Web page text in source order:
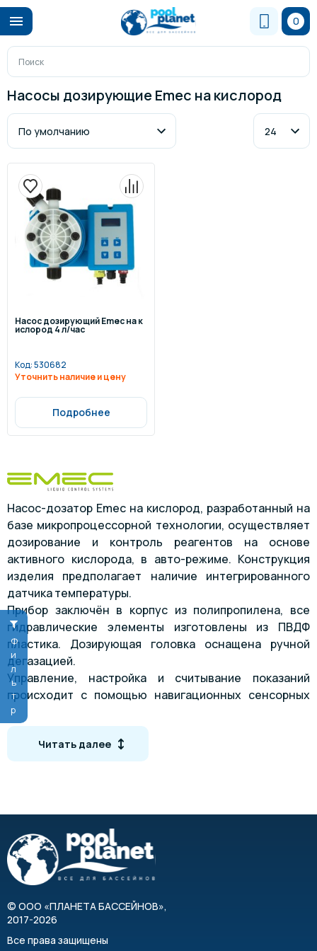
0
Фильтр
Насосы дозирующие Emec на кислород
Насос дозирующий Emec на к
ислород 4 л/час
Код:530682
Уточнить наличие и цену
Подробнее
Насос-дозатор Emec на кислород, разработанный на
базе микропроцессорной технологии, осуществляет
дозирование и контроль реагентов на основе
активного кислорода, в авто-режиме. Конструкция
изделия предполагает наличие интегрированного
датчика температуры.
Прибор заключён в корпус из полипропилена, все
гидравлические элементы изготовлены из ПВДФ
пластика. Дозирующая головка оснащена ручной
дегазацией.
Управление, настройка и считывание показаний
происходит с помощью навигационных сенсорных
кнопок и цифрового экрана. Предусмотрена
регулировка частоты хода.
Насос оборудован дисплеем, где отображается
информация о текущем состоянии изделия,
Микропроцессорный контроллер
Ручная дегазацией
Настенное монтаж
Все гидравлические части выполнены из PVDF
Дозирующая головка из PVDF
Читать далее
© ООО «ПЛАНЕТА БАССЕЙНОВ»,
2017-2026
Все права защищены